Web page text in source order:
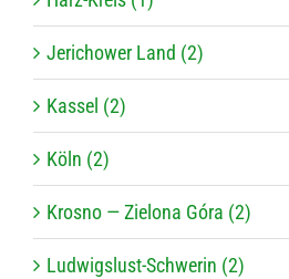
Jeri­chower Land (2)
Kas­sel (2)
Köln (2)
Krosno — Zie­lona Góra (2)
Lud­wigs­lust-Schwe­rin (2)